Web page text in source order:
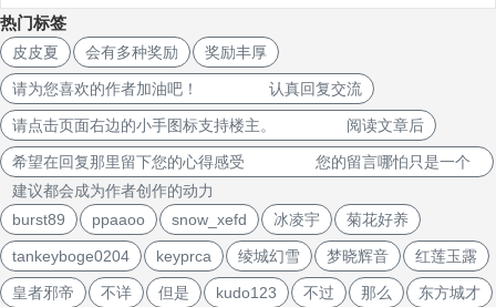
热门标签
皮皮夏 会有多种奖励 奖励丰厚
请为您喜欢的作者加油吧！ 认真回复交流
请点击页面右边的小手图标支持楼主。 阅读文章后
希望在回复那里留下您的心得感受 您的留言哪怕只是一个
建议都会成为作者创作的动力
burst89
ppaaoo snow_xefd 冰凌宇 菊花好养
tankeyboge0204 keyprca 绫城幻雪 梦晓辉音 红莲玉露
皇者邪帝 不详 但是 kudo123 不过 那么 东方城才